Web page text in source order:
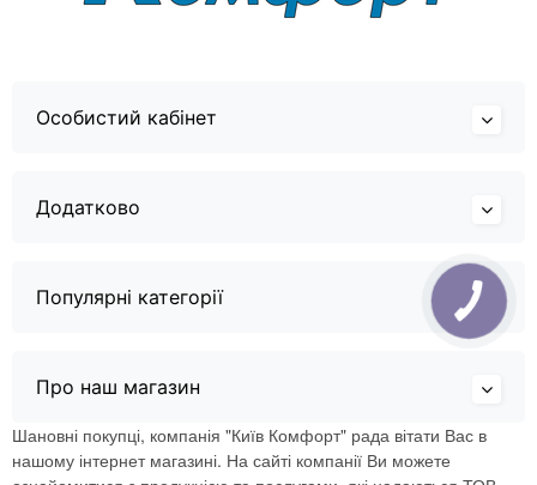
Особистий кабінет
Додатково
Популярні категорії
Про наш магазин
Шановні покупці, компанія "Київ Комфорт" рада вітати Вас в
нашому інтернет магазині. На сайті компанії Ви можете